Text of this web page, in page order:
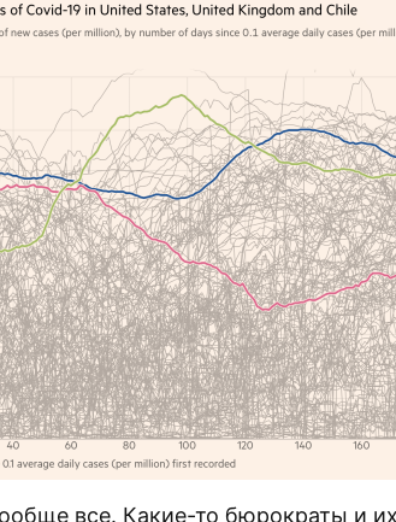
все. Какие-то бюрократы и